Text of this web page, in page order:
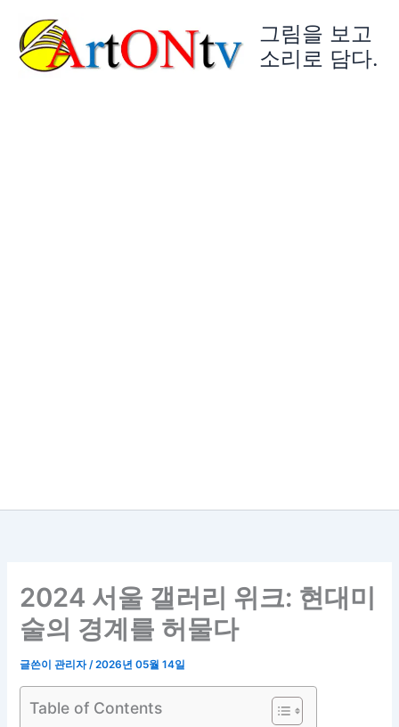
그림을 보고
소리로 담다.
2024 서울 갤러리 위크: 현대미
술의 경계를 허물다
글쓴이관리자/2026년 05월 14일
Table of Contents